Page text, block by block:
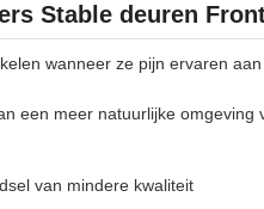
Stable deuren
wanneer ze pijn ervaren
een meer natuurlijke omgeving
van mindere kwaliteit